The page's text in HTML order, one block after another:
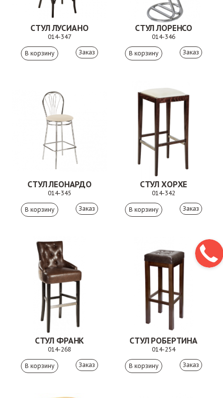
СТУЛ ЛУСИАНО
014-347
Заказ
СТУЛ ЛОРЕНСО
014-346
Заказ
СТУЛ ЛЕОНАРДО
014-345
Заказ
СТУЛ ХОРХЕ
014-342
Заказ
СТУЛ ФРАНК
014-268
Заказ
СТУЛ РОБЕРТИНА
014-254
Заказ